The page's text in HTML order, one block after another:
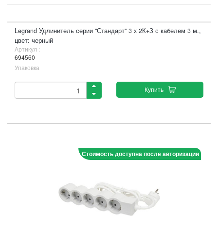
Legrand Удлинитель серии "Стандарт" 3 x 2К+З с кабелем 3 м.,
цвет: черный
Артикул :
694560
Упаковка
Купить
Стоимость доступна после авторизации